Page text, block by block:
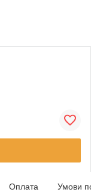
Оплата Умови